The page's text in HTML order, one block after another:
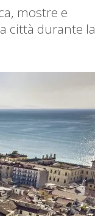
mostre e
città durante la